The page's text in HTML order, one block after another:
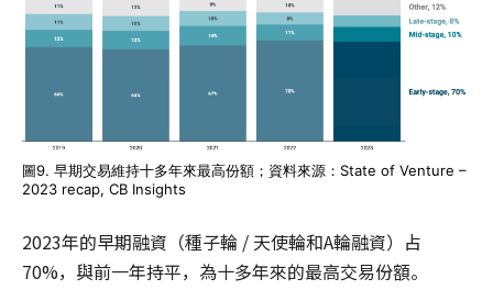
圖9. 早期交易維持十多年來最高份額；資料來源：State of Venture –
2023 recap, CB Insights
2023年的早期融資（種子輪 / 天使輪和A輪融資）占
70%，與前一年持平，為十多年來的最高交易份額。